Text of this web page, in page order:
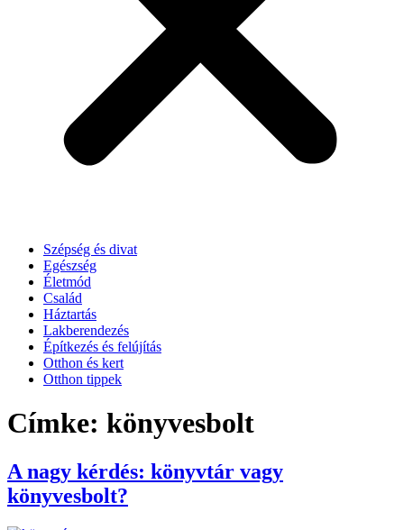
Szépség és divat
Egészség
Életmód
Család
Háztartás
Lakberendezés
Építkezés és felújítás
Otthon és kert
Otthon tippek
Címke: könyvesbolt
A nagy kérdés: könyvtár vagy
könyvesbolt?